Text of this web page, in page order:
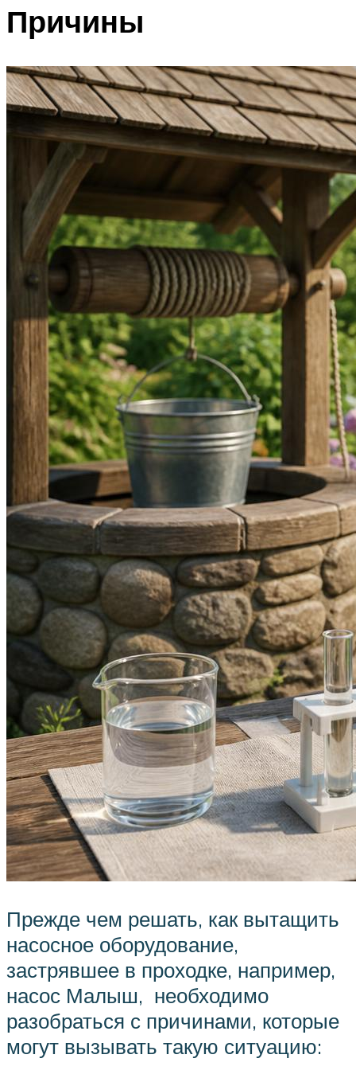
Причины
Прежде чем решать, как вытащить
насосное оборудование,
застрявшее в проходке, например,
насос Малыш, необходимо
разобраться с причинами, которые
могут вызывать такую ситуацию: